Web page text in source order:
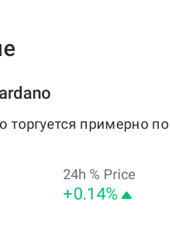
торгуется примерно
24h % Price
+0.14%